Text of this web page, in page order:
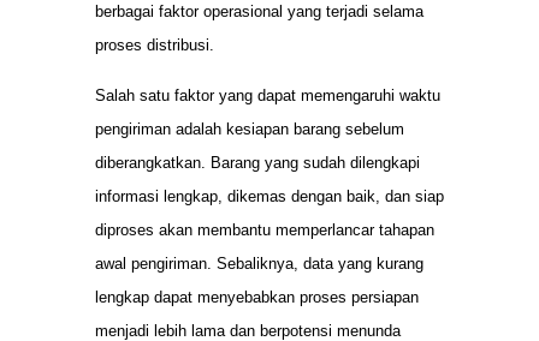
berbagai faktor operasional yang terjadi selama
proses distribusi.
Salah satu faktor yang dapat memengaruhi waktu
pengiriman adalah kesiapan barang sebelum
diberangkatkan. Barang yang sudah dilengkapi
informasi lengkap, dikemas dengan baik, dan siap
diproses akan membantu memperlancar tahapan
awal pengiriman. Sebaliknya, data yang kurang
lengkap dapat menyebabkan proses persiapan
menjadi lebih lama dan berpotensi menunda